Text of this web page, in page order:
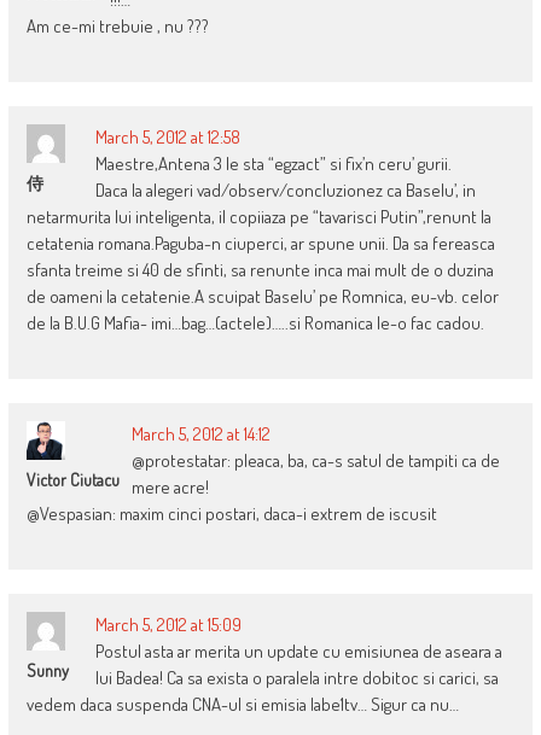
Am ce-mi trebuie , nu ???
侍
March 5, 2012 at 12:58
Maestre,Antena 3 le sta “egzact” si fix’n ceru’ gurii.
Daca la alegeri vad/observ/concluzionez ca Baselu’, in
netarmurita lui inteligenta, il copiiaza pe “tavarisci Putin”,renunt la
cetatenia romana.Paguba-n ciuperci, ar spune unii. Da sa fereasca
sfanta treime si 40 de sfinti, sa renunte inca mai mult de o duzina
de oameni la cetatenie.A scuipat Baselu’ pe Romnica, eu-vb. celor
de la B.U.G Mafia- imi…bag…(actele)…..si Romanica le-o fac cadou.
Victor Ciutacu
March 5, 2012 at 14:12
@protestatar: pleaca, ba, ca-s satul de tampiti ca de
mere acre!
@Vespasian: maxim cinci postari, daca-i extrem de iscusit
Sunny
March 5, 2012 at 15:09
Postul asta ar merita un update cu emisiunea de aseara a
lui Badea! Ca sa exista o paralela intre dobitoc si carici, sa
vedem daca suspenda CNA-ul si emisia labe1tv… Sigur ca nu…